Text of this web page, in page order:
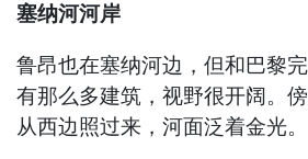
塞纳河河岸
鲁昂也在塞纳河边，但和巴黎
有那么多建筑，视野很开阔。
从西边照过来，河面泛着金光。